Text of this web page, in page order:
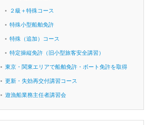
２級＋特殊コース
特殊小型船舶免許
特殊（追加）コース
特定操縦免許（旧小型旅客安全講習）
東京・関東エリアで船舶免許・ボート免許を取得
更新・失効再交付講習コース
遊漁船業務主任者講習会